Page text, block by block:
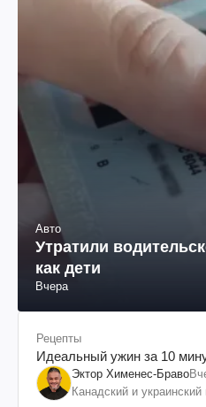
Авто
Утратили
как дети
Вчера
Рецепты
Идеальный ужин за 10
Эктор Хименес-Браво
Канадский и